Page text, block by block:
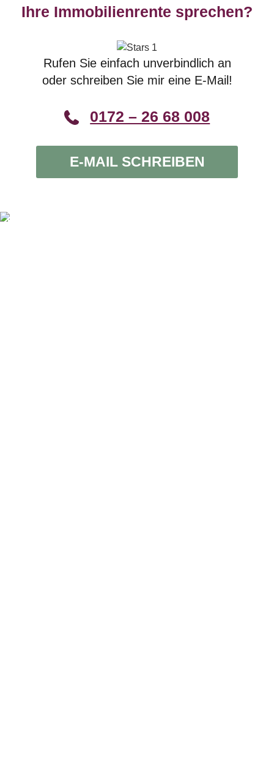
Ihre Immobilienrente sprechen?
Rufen Sie einfach unverbindlich an
oder schreiben Sie mir eine E-Mail!
0172 – 26 68 008
E-MAIL SCHREIBEN